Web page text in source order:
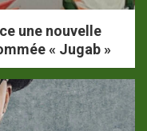
une nouvelle
« Jugab »